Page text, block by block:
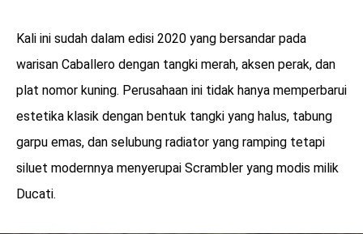
Kali ini sudah dalam edisi 2020 yang bersandar pada
warisan Caballero dengan tangki merah, aksen perak, dan
plat nomor kuning. Perusahaan ini tidak hanya memperbarui
estetika klasik dengan bentuk tangki yang halus, tabung
garpu emas, dan selubung radiator yang ramping tetapi
siluet modernnya menyerupai Scrambler yang modis milik
Ducati.